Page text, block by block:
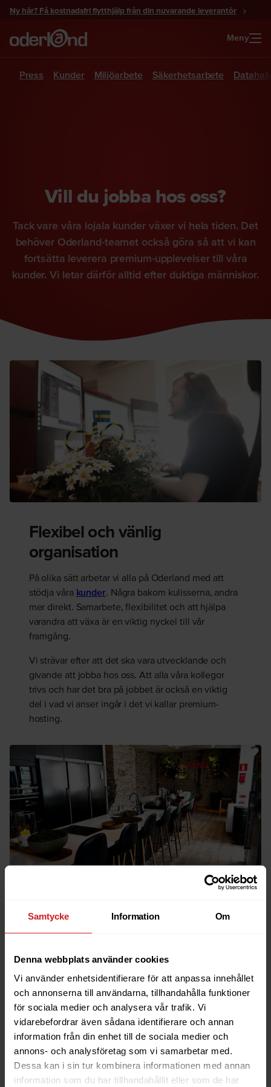
Samtycke Information Om
Denna webbplats använder cookies
Vi använder enhetsidentifierare för att anpassa innehållet
och annonserna till användarna, tillhandahålla funktioner
för sociala medier och analysera vår trafik. Vi
vidarebefordrar även sådana identifierare och annan
information från din enhet till de sociala medier och
annons- och analysföretag som vi samarbetar med.
Dessa kan i sin tur kombinera informationen med annan
information som du har tillhandahållit eller som de har
Gå
innehåll
Ny här? Få kostnadsfri flytthjälp från din nuvarande leverantör
Meny
Press Kunder Miljöarbete Säkerhetsarbete
Vill du jobba hos oss?
Tack vare våra lojala kunder växer vi hela tiden. Det
behöver Oderland-teamet också göra så att vi kan
fortsätta leverera premium-upplevelser till våra
kunder. Vi letar därför alltid efter duktiga människor.
Flexibel och vänlig
organisation
På olika sätt arbetar vi alla på Oderland med att
stödja våra kunder. Några bakom kulisserna, andra
mer direkt. Samarbete, flexibilitet och att hjälpa
varandra att växa är en viktig nyckel till vår
framgång.
Vi strävar efter att det ska vara utvecklande och
givande att jobba hos oss. Att alla våra kollegor
trivs och har det bra på jobbet är också en viktig
del i vad vi anser ingår i det vi kallar premium-
hosting.
Små och omtänksamma
Med ett team på ungefär 40 personer är vi inte det
största företaget. Hos Oderland är alla medarbetare
idag mellan 19 och 62 år gamla.
Och att vara en inkluderande arbetsplats är viktigt
för oss. Vi strävar mot att vara ett diversifierat,
jämställt företag där alla känner sig välkomna!